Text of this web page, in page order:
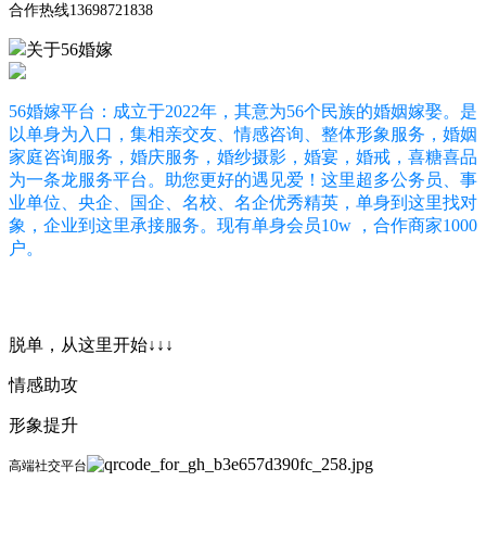
合作热线13698721838
关于56婚嫁
56婚嫁平台：成立于2022年，其意为56个民族的婚姻嫁娶。是
以单身为入口，集相亲交友、情感咨询、整体形象服务，婚姻
家庭咨询服务，婚庆服务，婚纱摄影，婚宴，婚戒，喜糖喜品
为一条龙服务平台。助您更好的遇见爱！ 这里超多公务员、事
业单位、央企、国企、名校、名企优秀精英，单身到这里找对
象，企业到这里承接服务。现有单身会员10w ，合作商家1000
户。
脱单，从这里开始↓↓↓
情感助攻
形象提升
高端社交平台